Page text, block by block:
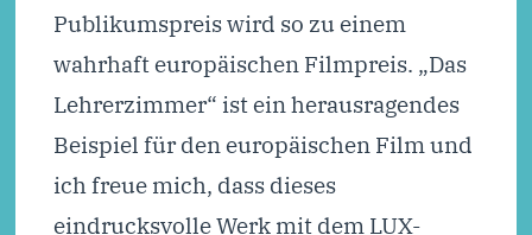
Publikumspreis wird so zu einem
wahrhaft europäischen Filmpreis. „Das
Lehrerzimmer“ ist ein herausragendes
Beispiel für den europäischen Film und
ich freue mich, dass dieses
eindrucksvolle Werk mit dem LUX-